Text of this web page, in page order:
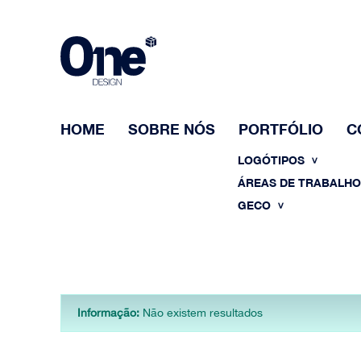
HOME SOBRE NÓS PORTFÓLIO
LOGÓTIPOS
ÁREAS DE TRABALHO
GECO
Informação: Não existem resultados